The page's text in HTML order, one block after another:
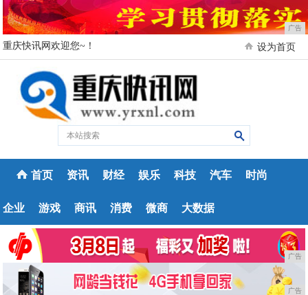
广告
重庆快讯网欢迎您~！ 设为首页
首页 资讯 财经 娱乐 科技 汽车 时尚
企业 游戏 商讯 消费 微商 大数据
广告
广告